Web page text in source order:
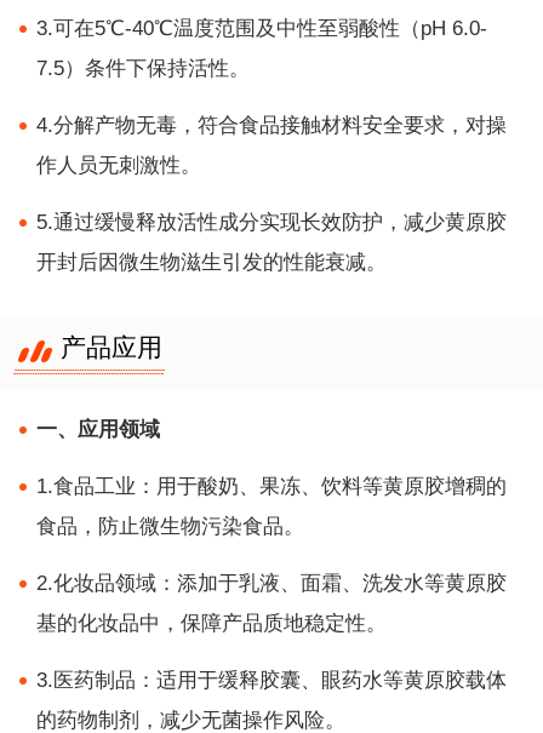
3.可在5℃-40℃温度范围及中性至弱酸性（pH 6.0-
7.5）条件下保持活性。
4.分解产物无毒，符合食品接触材料安全要求，对操
作人员无刺激性。
5.通过缓慢释放活性成分实现长效防护，减少黄原胶
开封后因微生物滋生引发的性能衰减。
产品应用
一、应用领域
1.食品工业：用于酸奶、果冻、饮料等黄原胶增稠的
食品，防止微生物污染食品。
2.化妆品领域：添加于乳液、面霜、洗发水等黄原胶
基的化妆品中，保障产品质地稳定性。
3.医药制品：适用于缓释胶囊、眼药水等黄原胶载体
的药物制剂，减少无菌操作风险。